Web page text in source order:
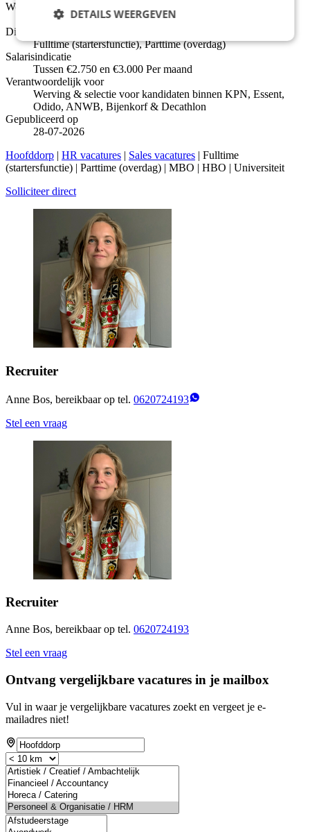
Werkuren per week
32 - 40
Dienstverbanden
Fulltime (startersfunctie), Parttime (overdag)
Salarisindicatie
Tussen €2.750 en €3.000 Per maand
Verantwoordelijk voor
Werving & selectie voor kandidaten binnen KPN, Essent,
Odido, ANWB, Bijenkorf & Decathlon
Gepubliceerd op
28-07-2026
Hoofddorp | HR vacatures | Sales vacatures | Fulltime
(startersfunctie) | Parttime (overdag) | MBO | HBO | Universiteit
Solliciteer direct
Recruiter
Anne Bos, bereikbaar op tel. 0620724193
Stel een vraag
Recruiter
Anne Bos, bereikbaar op tel. 0620724193
Stel een vraag
Ontvang vergelijkbare vacatures in je mailbox
Vul in waar je vergelijkbare vacatures zoekt en vergeet je e-
mailadres niet!
DETAILS WEERGEVEN